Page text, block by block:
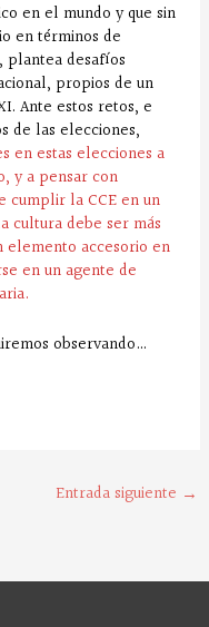
en el mundo y que sin
en términos de
plantea desafíos
propios de un
Ante estos retos, e
de las elecciones,
en estas elecciones a
y a pensar con
cumplir la CCE en un
cultura debe ser más
elemento accesorio en
en un agente de
observando…
Entrada siguiente →